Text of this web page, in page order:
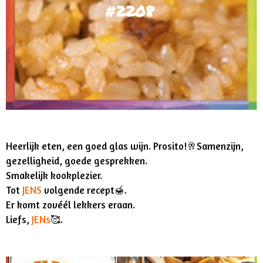
Heerlijk eten, een goed glas wijn. Prosito! 🥂Samenzijn,
gezelligheid, goede gesprekken.
Smakelijk kookplezier.
Tot JENS volgende recept🍯.
Er komt zovéél lekkers eraan.
Liefs, JENs🥰.